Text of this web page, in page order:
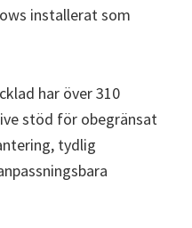
installerat som
har över 310
stöd för obegränsat
tydlig